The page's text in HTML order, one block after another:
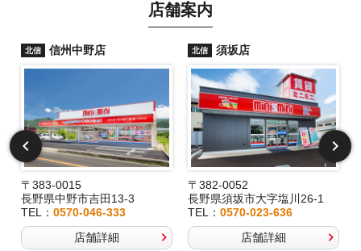
店舗案内
北信 信州中野店
〒383-0015
長野県中野市吉田13-3
TEL： 0570-046-333
店舗詳細
北信 須坂店
〒382-0052
長野県須坂市大字塩川26-1
TEL：0570-023-636
店舗詳細